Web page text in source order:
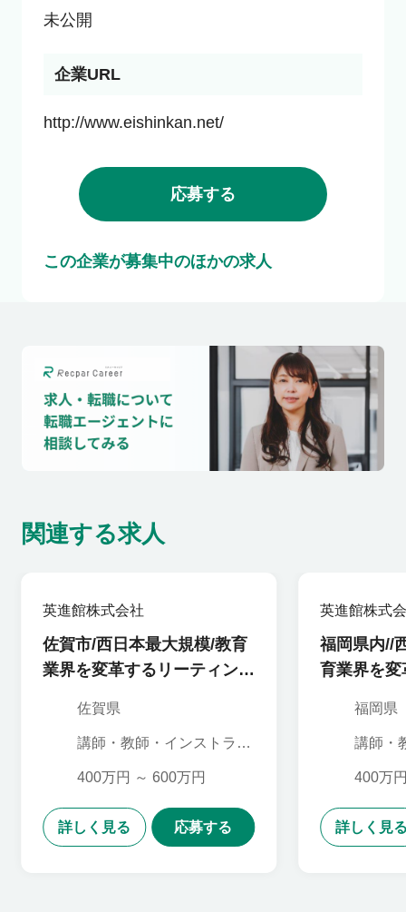
未公開
企業URL
http://www.eishinkan.net/
応募する
この企業が募集中のほかの求人
関連する求人
英進館株式会社
佐賀市/西日本最大規模/教育
業界を変革するリーティング
佐賀県
講師・教師・インストラク
400万円 ～ 600万円
詳しく見る 応募する
英進館株式
福岡県内//
育業界を
福岡県
講師・
400万
詳しく見